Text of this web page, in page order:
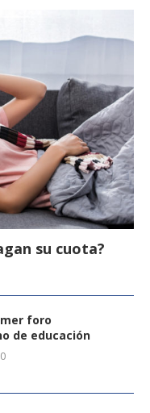
su cuota?
foro
de educación